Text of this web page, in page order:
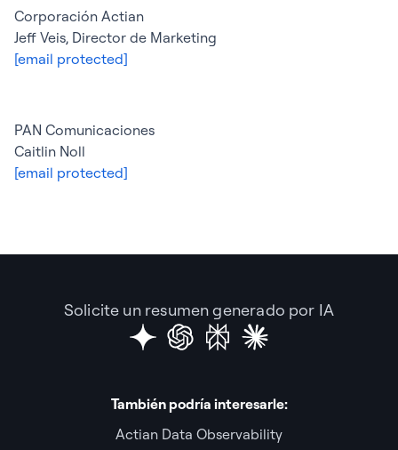
Corporación Actian
Jeff Veis, Director de Marketing
[email protected]
PAN Comunicaciones
Caitlin Noll
[email protected]
Solicite un resumen generado por IA
También podría interesarle:
Actian Data Observability